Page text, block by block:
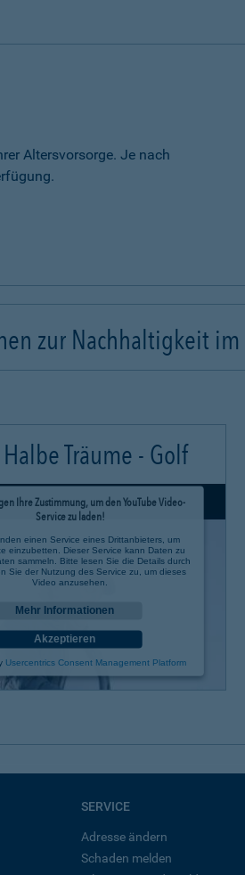
Altersvorsorge. Je nach
zur Nachhaltigkeit
Träume - Golf
Ihre Zustimmung, um den YouTube Video-
Service zu laden!
einen Service eines Drittanbieters, um
einzubetten. Dieser Service kann Daten zu
sammeln. Bitte lesen Sie die Details durch
Sie der Nutzung des Service zu, um dieses
Video anzusehen.
Mehr Informationen
Akzeptieren
Usercentrics Consent Management Platform
SERVICE
Adresse ändern
Schaden melden